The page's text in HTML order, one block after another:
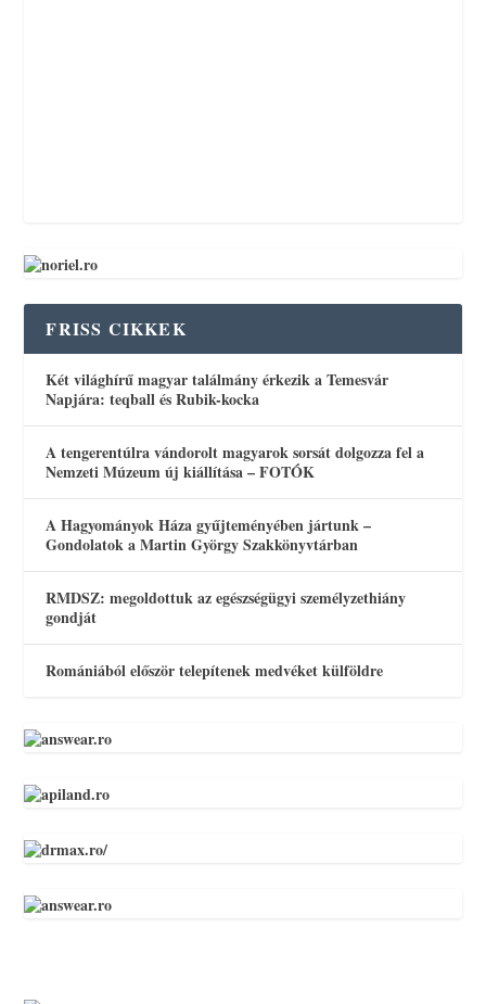
FRISS CIKKEK
Két világhírű magyar találmány érkezik a Temesvár
Napjára: teqball és Rubik-kocka
A tengerentúlra vándorolt magyarok sorsát dolgozza fel a
Nemzeti Múzeum új kiállítása – FOTÓK
A Hagyományok Háza gyűjteményében jártunk –
Gondolatok a Martin György Szakkönyvtárban
RMDSZ: megoldottuk az egészségügyi személyzethiány
gondját
Romániából először telepítenek medvéket külföldre